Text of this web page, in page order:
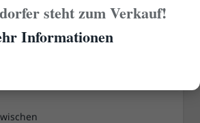
steht zum Verkauf!
Informationen